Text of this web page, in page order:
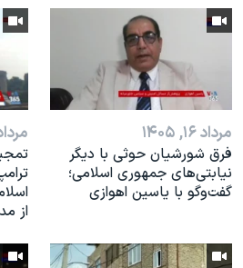
نرگس محمدی برنده جایزه نوبل صلح
همایش محافظه‌کاران آمریکا «سی‌پک»
صفحه‌های ویژه
سفر پرزیدنت ترامپ به چینمرداد ۱۶, ۱۴۰۵
فرق شورشیان حوثی با دیگر
نیابتی‌های جمهوری اسلامی؛
گفت‌وگو با یاسین اهوازی
مرداد ۱۶,
از